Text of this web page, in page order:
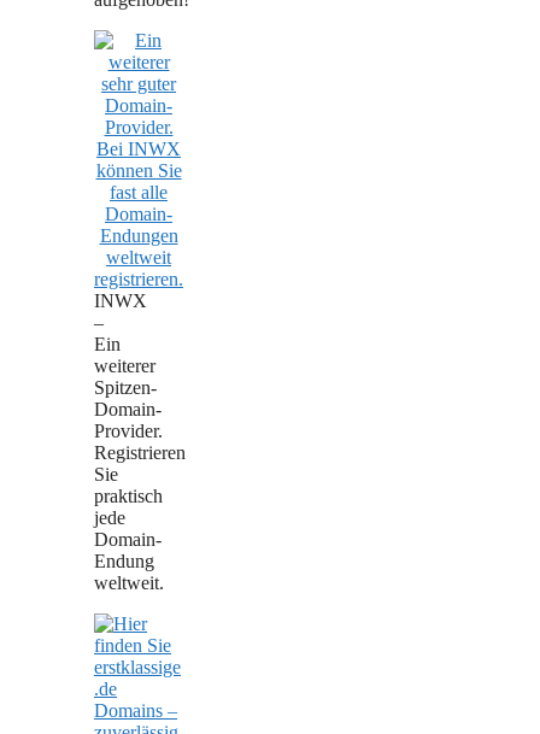
INWX
–
Ein
weiterer
Spitzen-
Domain-
Provider.
Registrieren
Sie
praktisch
jede
Domain-
Endung
weltweit.